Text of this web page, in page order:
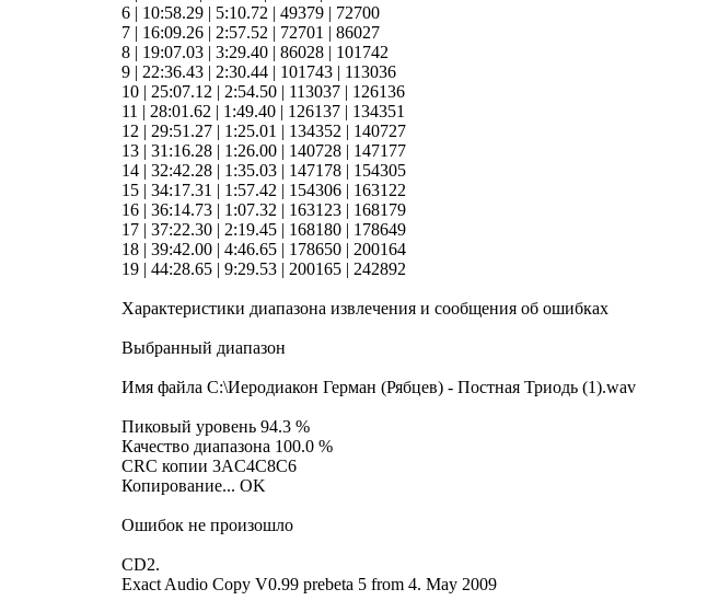
6 | 10:58.29 | 5:10.72 | 49379 | 72700
7 | 16:09.26 | 2:57.52 | 72701 | 86027
8 | 19:07.03 | 3:29.40 | 86028 | 101742
9 | 22:36.43 | 2:30.44 | 101743 | 113036
10 | 25:07.12 | 2:54.50 | 113037 | 126136
11 | 28:01.62 | 1:49.40 | 126137 | 134351
12 | 29:51.27 | 1:25.01 | 134352 | 140727
13 | 31:16.28 | 1:26.00 | 140728 | 147177
14 | 32:42.28 | 1:35.03 | 147178 | 154305
15 | 34:17.31 | 1:57.42 | 154306 | 163122
16 | 36:14.73 | 1:07.32 | 163123 | 168179
17 | 37:22.30 | 2:19.45 | 168180 | 178649
18 | 39:42.00 | 4:46.65 | 178650 | 200164
19 | 44:28.65 | 9:29.53 | 200165 | 242892
Характеристики диапазона извлечения и сообщения об ошибках
Выбранный диапазон
Имя файла C:\Иеродиакон Герман (Рябцев) - Постная Триодь (1).wav
Пиковый уровень 94.3 %
Качество диапазона 100.0 %
CRC копии 3AC4C8C6
Копирование... OK
Ошибок не произошло
CD2.
Exact Audio Copy V0.99 prebeta 5 from 4. May 2009